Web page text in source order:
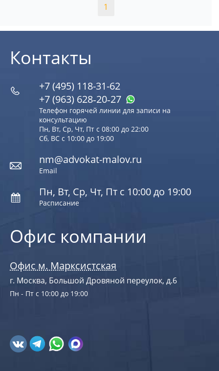
1
Офис компании
Офис м. Марксистская
г. Москва, Большой Дровяной переулок, д.6
Пн - Пт с 10:00 до 19:00
Контакты
+7 (495) 118-31-62
+7 (963) 628‑20‑27
Телефон горячей линии для записи на
консультацию
Пн, Вт, Ср, Чт, Пт с 08:00 до 22:00
Сб, ВС с 10:00 до 19:00
nm@advokat-malov.ru
Email
Пн, Вт, Ср, Чт, Пт с 10:00 до 19:00
Расписание